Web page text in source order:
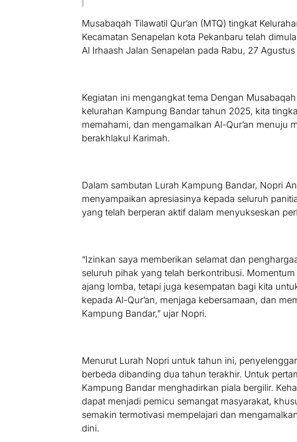
Musabaqah Tilawatil Qur’an (MTQ) tingkat
Kecamatan Senapelan kota Pekanbaru telah
Al Irhaash Jalan Senapelan pada Rabu, 27
Kegiatan ini mengangkat tema Dengan
kelurahan Kampung Bandar tahun 2025, kita
memahami, dan mengamalkan Al-Qur’an menuju
berakhlakul Karimah.
Dalam sambutan Lurah Kampung Bandar, Nopri
menyampaikan apresiasinya kepada seluruh
yang telah berperan aktif dalam menyukseskan
“Izinkan saya memberikan selamat dan
seluruh pihak yang telah berkontribusi.
ajang lomba, tetapi juga kesempatan bagi kita
kepada Al-Qur’an, menjaga kebersamaan, dan
Kampung Bandar,” ujar Nopri.
Menurut Lurah Nopri untuk tahun ini,
berbeda dibanding dua tahun terakhir. Untuk
Kampung Bandar menghadirkan piala bergilir.
dapat menjadi pemicu semangat masyarakat,
semakin termotivasi mempelajari dan
dini.